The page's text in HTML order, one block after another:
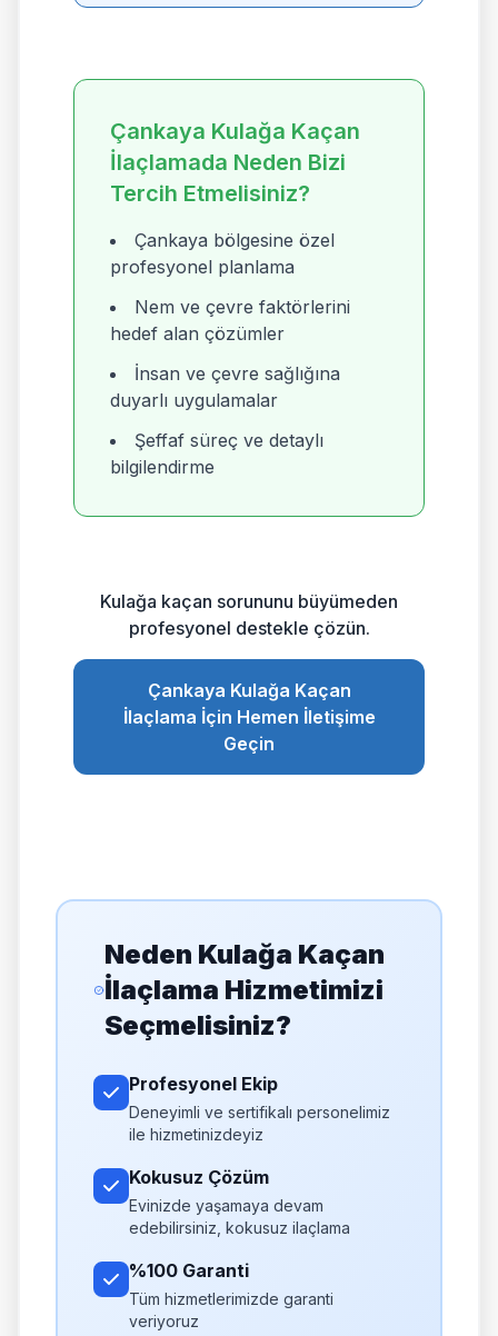
Çankaya Kulağa Kaçan
İlaçlamada Neden Bizi
Tercih Etmelisiniz?
Çankaya bölgesine özel
profesyonel planlama
Nem ve çevre faktörlerini
hedef alan çözümler
İnsan ve çevre sağlığına
duyarlı uygulamalar
Şeffaf süreç ve detaylı
bilgilendirme
Kulağa kaçan sorununu büyümeden
profesyonel destekle çözün.
Çankaya Kulağa Kaçan
İlaçlama İçin Hemen İletişime
Geçin
Neden Kulağa Kaçan
İlaçlama Hizmetimizi
Seçmelisiniz?
Profesyonel Ekip
Deneyimli ve sertifikalı personelimiz
ile hizmetinizdeyiz
Kokusuz Çözüm
Evinizde yaşamaya devam
edebilirsiniz, kokusuz ilaçlama
%100 Garanti
Tüm hizmetlerimizde garanti
veriyoruz